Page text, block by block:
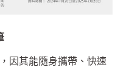
因其能隨身攜帶、快速